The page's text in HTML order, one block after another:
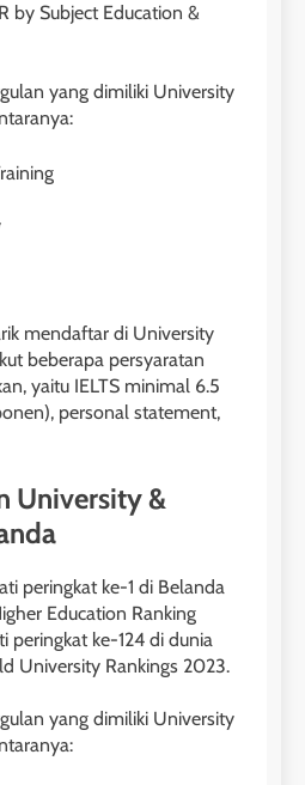
by Subject Education &
yang dimiliki University
mendaftar di University
beberapa persyaratan
yaitu IELTS minimal 6.5
personal statement,
University &
peringkat ke-1 di Belanda
Education Ranking
peringkat ke-124 di dunia
University Rankings 2023.
yang dimiliki University